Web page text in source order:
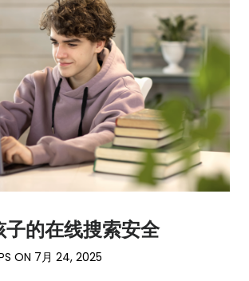
的在线搜索安全
ON 7月 24, 2025